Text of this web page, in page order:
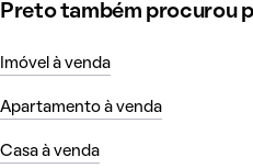
Preto também procurou
Imóvel à venda
Apartamento à venda
Casa à venda